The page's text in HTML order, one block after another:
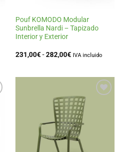
Pouf KOMODO Modular
Sunbrella Nardi – Tapizado
Interior y Exterior
231,00€ - 282,00€Rango
231,00€
IVA incluido